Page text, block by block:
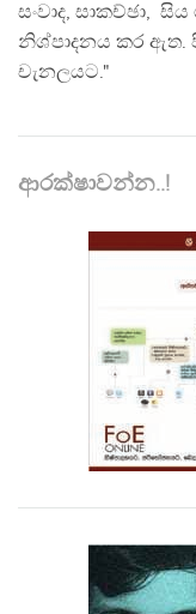
සංවාද, සාකච්ඡා,
නිශ්පාදනය කර
චැනලයට."
ආරක්ෂාවන්න..!